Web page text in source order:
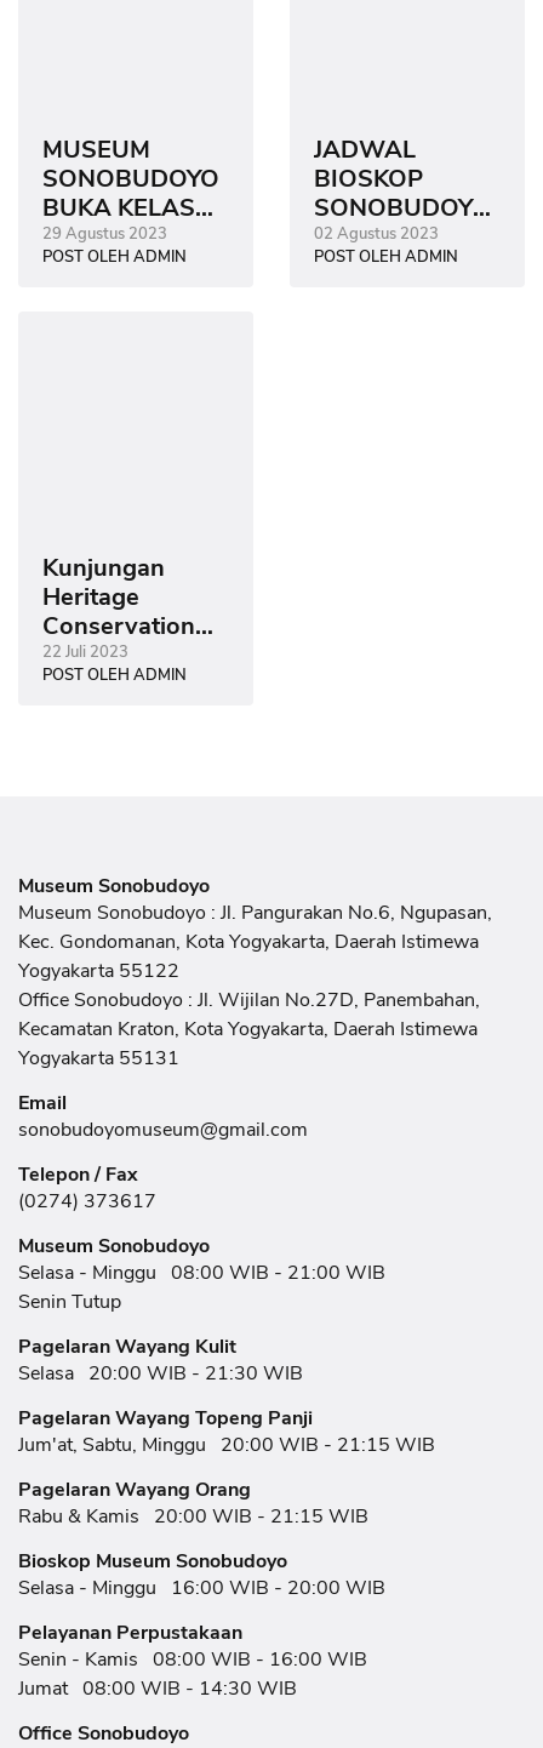
MUSEUM
SONOBUDOYO
BUKA KELAS
MEMBATIK
GRATIS
29 Agustus 2023
POST OLEH ADMIN
JADWAL
BIOSKOP
SONOBUDOYO
AGUSTUS 2023
02 Agustus 2023
POST OLEH ADMIN
Kunjungan
Heritage
Conservation
Center
Singapore
22 Juli 2023
POST OLEH ADMIN
Museum Sonobudoyo
Museum Sonobudoyo : Jl. Pangurakan No.6, Ngupasan,
Kec. Gondomanan, Kota Yogyakarta, Daerah Istimewa
Yogyakarta 55122
Office Sonobudoyo : Jl. Wijilan No.27D, Panembahan,
Kecamatan Kraton, Kota Yogyakarta, Daerah Istimewa
Yogyakarta 55131
Email
sonobudoyomuseum@gmail.com
Telepon / Fax
(0274) 373617
Museum Sonobudoyo
Selasa - Minggu 08:00 WIB - 21:00 WIB
Senin Tutup
Pagelaran Wayang Kulit
Selasa 20:00 WIB - 21:30 WIB
Pagelaran Wayang Topeng Panji
Jum'at, Sabtu, Minggu
20:00 WIB - 21:15 WIB
Pagelaran Wayang Orang
Rabu & Kamis
20:00 WIB - 21:15 WIB
Bioskop Museum Sonobudoyo
Selasa - Minggu
16:00 WIB - 20:00 WIB
Pelayanan Perpustakaan
Senin - Kamis 08:00 WIB - 16:00 WIB
Jumat 08:00 WIB - 14:30 WIB
Office Sonobudoyo